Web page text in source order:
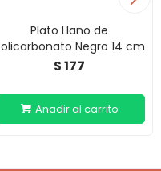
Plato Llano de
Negro 14 cm
$177